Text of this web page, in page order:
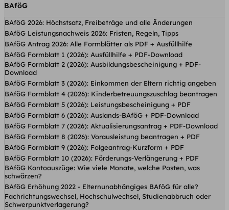
BAföG
BAföG 2026: Höchstsatz, Freibeträge und alle Änderungen
BAföG Leistungsnachweis 2026: Fristen, Regeln, Tipps
BAföG Antrag 2026: Alle Formblätter als PDF + Ausfüllhilfe
BAföG Formblatt 1 (2026): Ausfüllhilfe + PDF-Download
BAföG Formblatt 2 (2026): Ausbildungsbescheinigung + PDF-
Download
BAföG Formblatt 3 (2026): Einkommen der Eltern richtig angeben
BAföG Formblatt 4 (2026): Kinderbetreuungs­zuschlag beantragen
BAföG Formblatt 5 (2026): Leistungsbescheinigung + PDF
BAföG Formblatt 6 (2026): Auslands-BAföG + PDF-Download
BAföG Formblatt 7 (2026): Aktualisierungsantrag + PDF-Download
BAföG Formblatt 8 (2026): Vorausleistung beantragen + PDF
BAföG Formblatt 9 (2026): Folgeantrag-Kurzform + PDF
BAföG Formblatt 10 (2026): Förderungs-Verlängerung + PDF
BAföG Kontoauszüge: Wie viele Monate, welche Posten, was
schwärzen?
BAföG Erhöhung 2022 - Elternunabhängiges BAföG für alle?
Fachrichtungswechsel, Hochschulwechsel, Studienabbruch oder
Schwerpunktverlagerung?